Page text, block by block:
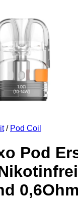
/ Pod Coil
Pod
0,6Ohm